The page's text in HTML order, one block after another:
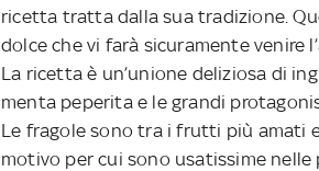
ricetta tratta dalla sua tradizione.
dolce che vi farà sicuramente venire
La ricetta è un’unione deliziosa di
menta peperita e le grandi
Le fragole sono tra i frutti più amati
motivo per cui sono usatissime